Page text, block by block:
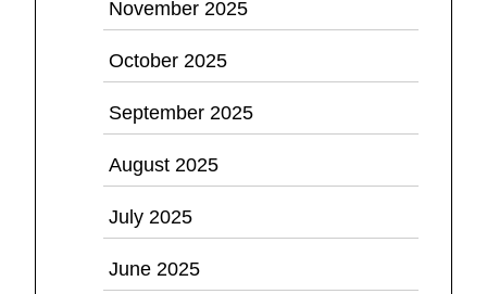
November 2025
October 2025
September 2025
August 2025
July 2025
June 2025